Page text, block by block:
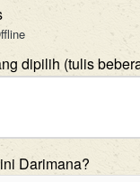
dipilih (tulis
Darimana?